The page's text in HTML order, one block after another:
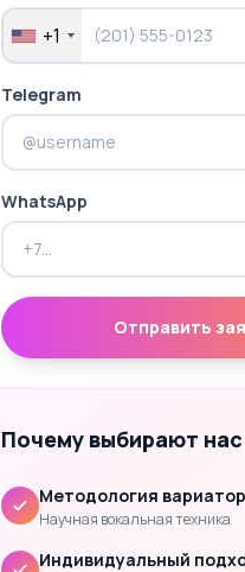
+1
Telegram
WhatsApp
Отправить
Почему выбирают нас
Методология
Научная вокальная техника
Индивидуальный